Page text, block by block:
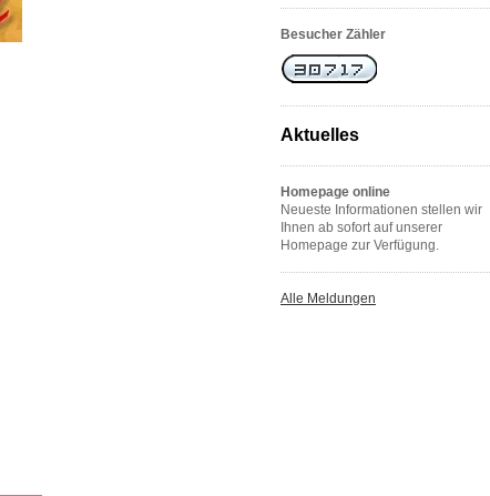
Besucher Zähler
Aktuelles
Homepage online
Neueste Informationen stellen wir
Ihnen ab sofort auf unserer
Homepage zur Verfügung.
Alle Meldungen